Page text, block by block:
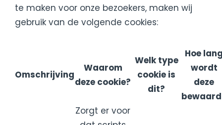
te maken voor onze bezoekers, maken wij
gebruik van de volgende cookies:
Omschrijving
Waarom
deze cookie?
Welk type
cookie is
dit?
Hoe
wordt
deze
Zorgt er voor